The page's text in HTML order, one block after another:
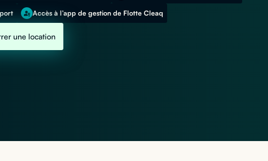
Accès à l’app de gestion de Flotte Cleaq
une location